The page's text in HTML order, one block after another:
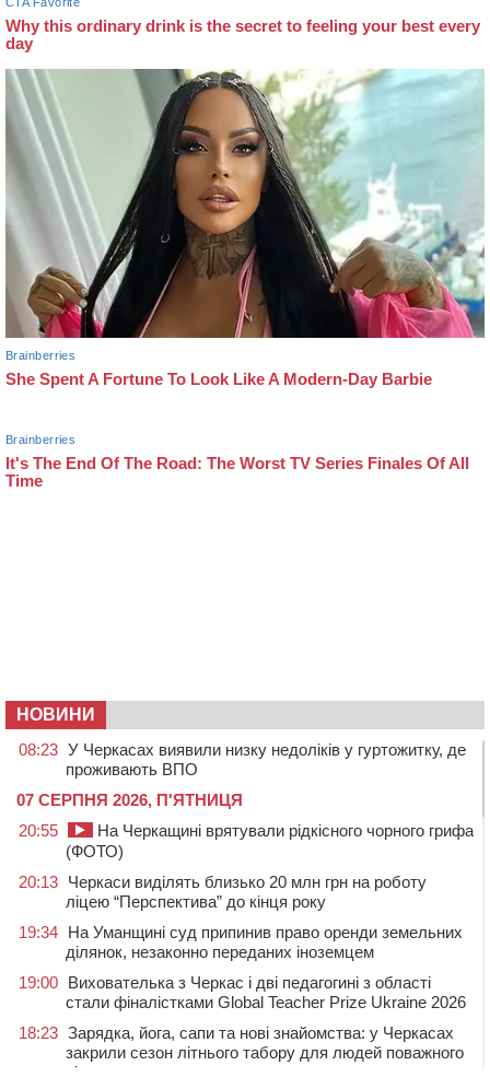
НОВИНИ
08:23 У Черкасах виявили низку недоліків у гуртожитку, де
проживають ВПО
07 СЕРПНЯ 2026, П'ЯТНИЦЯ
20:55
На Черкащині врятували рідкісного чорного грифа
(ФОТО)
20:13 Черкаси виділять близько 20 млн грн на роботу
ліцею “Перспектива” до кінця року
19:34 На Уманщині суд припинив право оренди земельних
ділянок, незаконно переданих іноземцем
19:00 Вихователька з Черкас і дві педагогині з області
стали фіналістками Global Teacher Prize Ukraine 2026
18:23 Зарядка, йога, сапи та нові знайомства: у Черкасах
закрили сезон літнього табору для людей поважного
віку